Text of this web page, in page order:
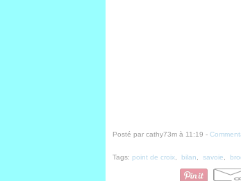
Posté par cathy73m à 11:19 -
Tags: point de croix bilan savoie